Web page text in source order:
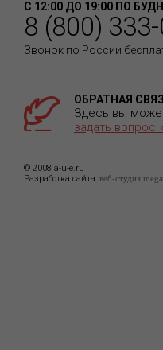
С 12:00 ДО 19:00 ПО
8 (800)
Звонок по России
ОБРАТНАЯ
Здесь вы
задать вопрос »
© 2008 a-u-e.ru
Разработка сайта: веб-студия